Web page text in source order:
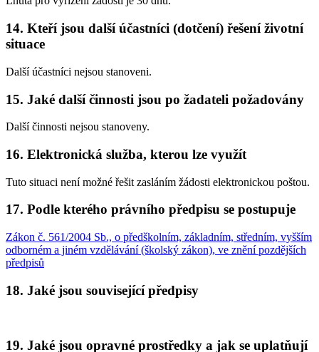
14. Kteří jsou další účastníci (dotčení) řešení životní
situace
Další účastníci nejsou stanoveni.
15. Jaké další činnosti jsou po žadateli požadovány
Další činnosti nejsou stanoveny.
16. Elektronická služba, kterou lze využít
Tuto situaci není možné řešit zasláním žádosti elektronickou poštou.
17. Podle kterého právního předpisu se postupuje
Zákon č. 561/2004 Sb., o předškolním, základním, středním, vyšším
odborném a jiném vzdělávání (školský zákon), ve znění pozdějších
předpisů
18. Jaké jsou související předpisy
19. Jaké jsou opravné prostředky a jak se uplatňují